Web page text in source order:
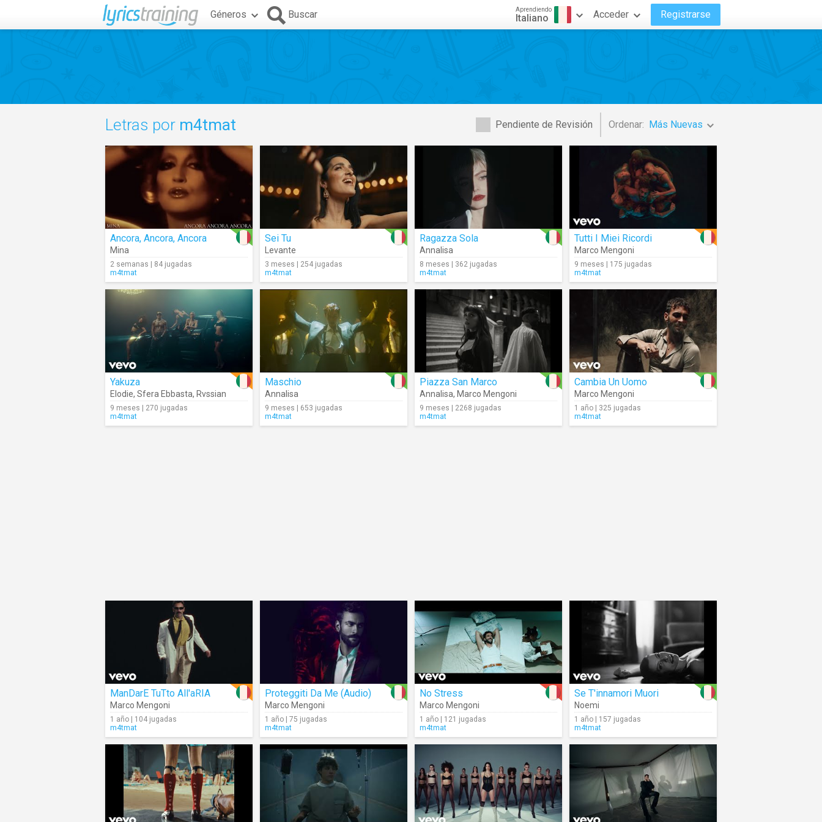
Géneros Buscar Aprendiendo
Italiano Acceder Registrarse
Pendiente de Revisión Ordenar: Más Nuevas
Letras por m4tmat
Ancora, Ancora, Ancora
Mina
2 semanas | 84 jugadas
m4tmat
Sei Tu
Levante
3 meses | 254 jugadas
m4tmat
Ragazza Sola
Annalisa
8 meses | 362 jugadas
m4tmat
Tutti I Miei Ricordi
Marco Mengoni
9 meses | 175 jugadas
m4tmat
Yakuza
Elodie, Sfera Ebbasta, Rvssian
9 meses | 270 jugadas
m4tmat
Maschio
Annalisa
9 meses | 653 jugadas
m4tmat
Piazza San Marco
Annalisa, Marco Mengoni
9 meses | 2268 jugadas
m4tmat
Cambia Un Uomo
Marco Mengoni
1 año | 325 jugadas
m4tmat
ManDarE TuTto All'aRIA
Marco Mengoni
1 año | 104 jugadas
m4tmat
Proteggiti Da Me (Audio)
Marco Mengoni
1 año | 75 jugadas
m4tmat
No Stress
Marco Mengoni
1 año | 121 jugadas
m4tmat
Se T'innamori Muori
Noemi
1 año | 157 jugadas
m4tmat